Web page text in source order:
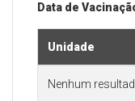
Data de
Unidade
Nenhum